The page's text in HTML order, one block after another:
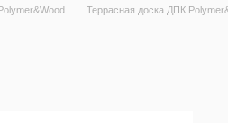
Террасная доска ДПК